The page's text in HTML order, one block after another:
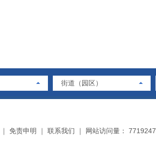
街道（园区）
｜ 免责申明 ｜ 联系我们 ｜ 网站访问量：